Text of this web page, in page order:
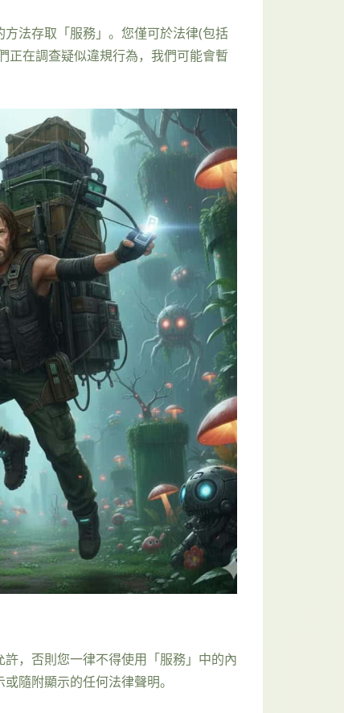
法存取「服務」。您僅可於法律(包括
正在調查疑似違規行為，我們可能會暫
，否則您一律不得使用「服務」中的內
隨附顯示的任何法律聲明。